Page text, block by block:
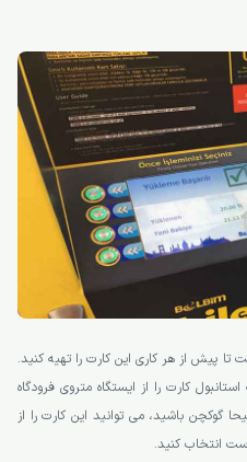
تا پیش از هر کاری این کارت را تهیه کنید.
کارت را از ایستگاه متروی فرودگاه
گوکچن باشید، می توانید این کارت را از
انتخاب کنید.